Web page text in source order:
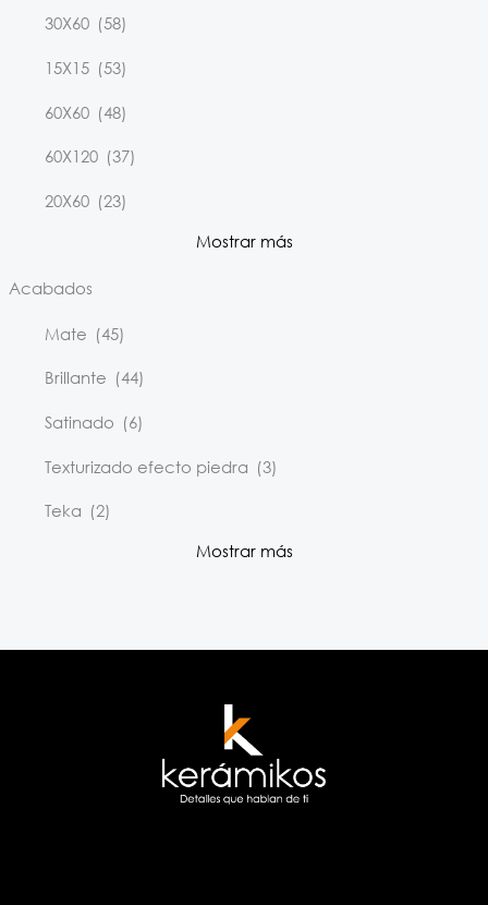
30X60 (58)
15X15 (53)
60X60 (48)
60X120 (37)
20X60 (23)
Mostrar más
Acabados
Mate (45)
Brillante (44)
Satinado (6)
Texturizado efecto piedra (3)
Teka (2)
Mostrar más